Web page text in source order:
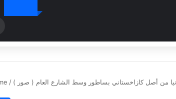
/ من أصل كازاخستاني بساطور وسط الشارع العام ( صور )